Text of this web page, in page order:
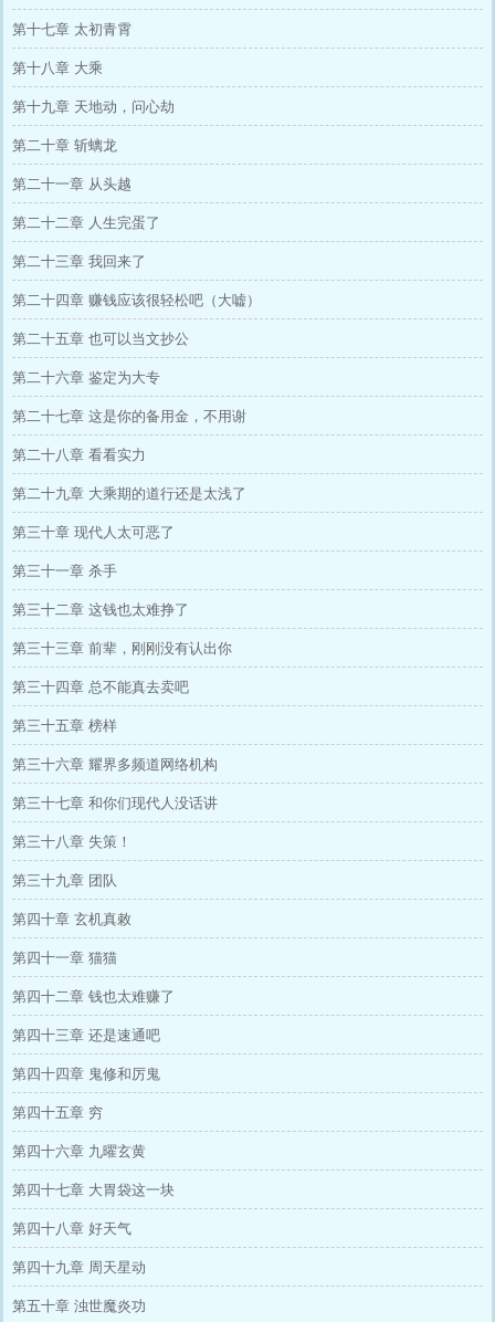
第十七章 太初青霄
第十八章 大乘
第十九章 天地动，问心劫
第二十章 斩螭龙
第二十一章 从头越
第二十二章 人生完蛋了
第二十三章 我回来了
第二十四章 赚钱应该很轻松吧（大嘘）
第二十五章 也可以当文抄公
第二十六章 鉴定为大专
第二十七章 这是你的备用金，不用谢
第二十八章 看看实力
第二十九章 大乘期的道行还是太浅了
第三十章 现代人太可恶了
第三十一章 杀手
第三十二章 这钱也太难挣了
第三十三章 前辈，刚刚没有认出你
第三十四章 总不能真去卖吧
第三十五章 榜样
第三十六章 耀界多频道网络机构
第三十七章 和你们现代人没话讲
第三十八章 失策！
第三十九章 团队
第四十章 玄机真敕
第四十一章 猫猫
第四十二章 钱也太难赚了
第四十三章 还是速通吧
第四十四章 鬼修和厉鬼
第四十五章 穷
第四十六章 九曜玄黄
第四十七章 大胃袋这一块
第四十八章 好天气
第四十九章 周天星动
第五十章 浊世魔炎功